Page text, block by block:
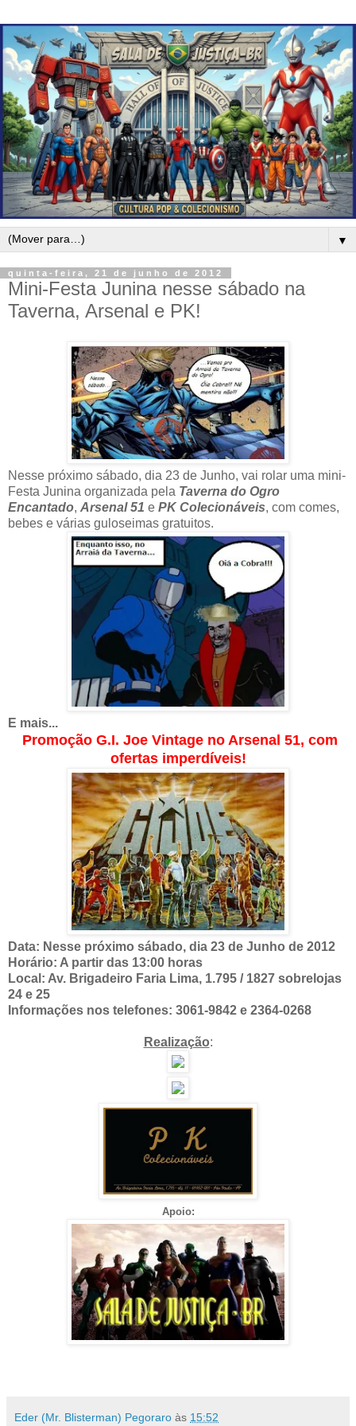
▼
quinta-feira, 21 de junho de 2012
Mini-Festa Junina nesse sábado na
Taverna, Arsenal e PK!
Nesse próximo sábado, dia 23 de Junho, vai rolar uma mini-
Festa Junina organizada pela Taverna do Ogro
Encantado, Arsenal 51 e PK Colecionáveis, com comes,
bebes e várias guloseimas gratuitos.
E mais...
Promoção G.I. Joe Vintage no Arsenal 51, com
ofertas imperdíveis!
Data: Nesse próximo sábado, dia 23 de Junho de 2012
Horário: A partir das 13:00 horas
Local: Av. Brigadeiro Faria Lima, 1.795 / 1827 sobrelojas
24 e 25
Informações nos telefones: 3061-9842 e 2364-0268
Realização:
Apoio:
Eder (Mr. Blisterman) Pegoraro às 15:52